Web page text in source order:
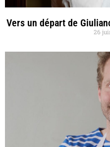
Vers un départ de
26